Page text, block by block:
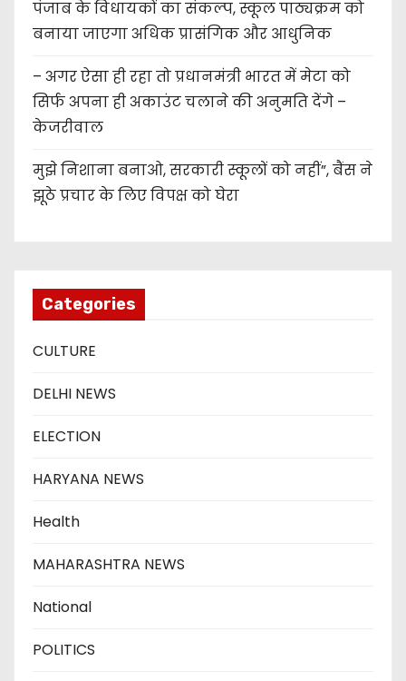
पंजाब के विधायकों का संकल्प, स्कूल पाठ्यक्रम को
बनाया जाएगा अधिक प्रासंगिक और आधुनिक
– अगर ऐसा ही रहा तो प्रधानमंत्री भारत में मेटा को
सिर्फ अपना ही अकाउंट चलाने की अनुमति देंगे –
केजरीवाल
मुझे निशाना बनाओ, सरकारी स्कूलों को नहीं”, बैंस ने
झूठे प्रचार के लिए विपक्ष को घेरा
Categories
CULTURE
DELHI NEWS
ELECTION
HARYANA NEWS
Health
MAHARASHTRA NEWS
National
POLITICS